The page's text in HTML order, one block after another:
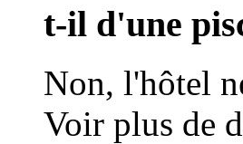
t-il d'une
Non, l'hôtel
Voir plus de